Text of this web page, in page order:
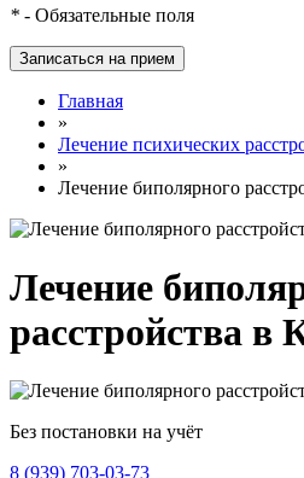
* - Обязательные поля
Главная
»
Лечение психических
»
Лечение биполярного
Лечение
расстройства в
Без постановки на учёт
8 (939) 703-03-73